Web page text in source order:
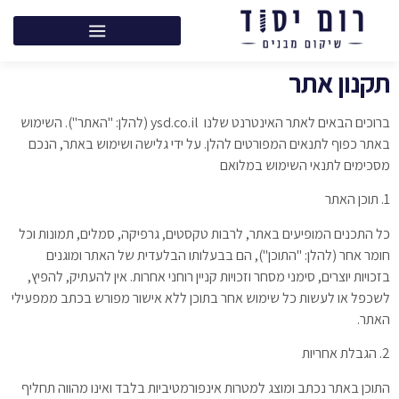
תקנון אתר
ברוכים הבאים לאתר האינטרנט שלנו ysd.co.il (להלן: "האתר"). השימוש
באתר כפוף לתנאים המפורטים להלן. על ידי גלישה ושימוש באתר, הנכם
מסכימים לתנאי השימוש במלואם
1. תוכן האתר
כל התכנים המופיעים באתר, לרבות טקסטים, גרפיקה, סמלים, תמונות וכל
חומר אחר (להלן: "התוכן"), הם בבעלותו הבלעדית של האתר ומוגנים
בזכויות יוצרים, סימני מסחר וזכויות קניין רוחני אחרות. אין להעתיק, להפיץ,
לשכפל או לעשות כל שימוש אחר בתוכן ללא אישור מפורש בכתב ממפעילי
האתר.
2. הגבלת אחריות
התוכן באתר נכתב ומוצג למטרות אינפורמטיביות בלבד ואינו מהווה תחליף